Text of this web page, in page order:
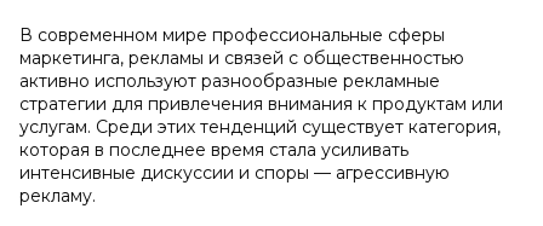
В современном мире профессиональные сферы
маркетинга, рекламы и связей с общественностью
активно используют разнообразные рекламные
стратегии для привлечения внимания к продуктам или
услугам. Среди этих тенденций существует категория,
которая в последнее время стала усиливать
интенсивные дискуссии и споры — агрессивную
рекламу.